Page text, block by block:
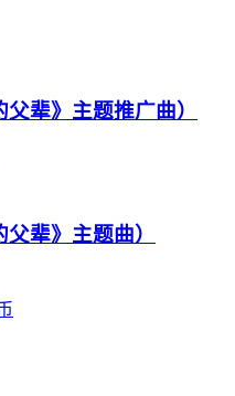
父辈》主题推广曲）
父辈》主题曲）